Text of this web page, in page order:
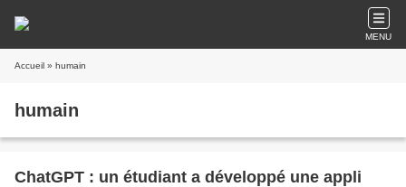
MENU
Accueil » humain
humain
ChatGPT : un étudiant a développé une appli